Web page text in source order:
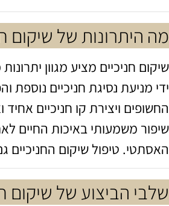
מה היתרונות של שיקום
שיקום חניכיים מציע מגוון
ידי מניעת נסיגת חניכיים נוספת
החשופים ויצירת קו חניכיים
שיפור משמעותי באיכות החיים
האסתטי. טיפול שיקום החניכיים
שלבי הביצוע של שיקום